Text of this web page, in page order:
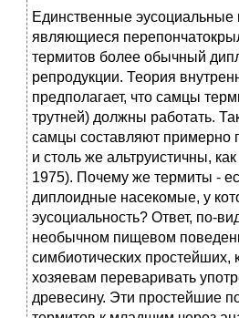
Единственные
являющиеся
термитов более обычный
репродукции. Теория
предполагает, что самцы
трутней) должны работать.
самцы составляют примерно
и столь же альтруистичны,
1975). Почему же термиты -
диплоидные насекомые, у
эусоциальность? Ответ, по-
необычном пищевом
симбиотических простейших,
хозяевам переваривать
древесину. Эти простейшие